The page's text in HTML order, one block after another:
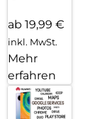
ab 19,99 €
inkl. MwSt.
Mehr
erfahren